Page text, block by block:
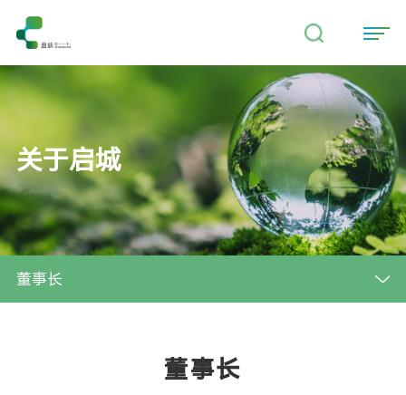
关于启城
董事长
董事长